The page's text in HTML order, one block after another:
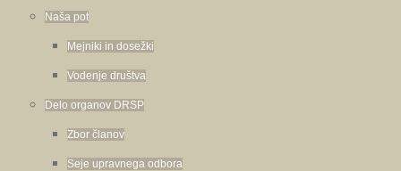
Naša pot
Mejniki in dosežki
Vodenje društva
Delo organov DRSP
Zbor članov
Seje upravnega odbora